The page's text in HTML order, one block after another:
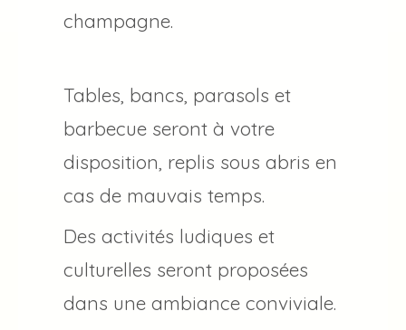
champagne.
Tables, bancs, parasols et
barbecue seront à votre
disposition, replis sous abris en
cas de mauvais temps.
Des activités ludiques et
culturelles seront proposées
dans une ambiance conviviale.